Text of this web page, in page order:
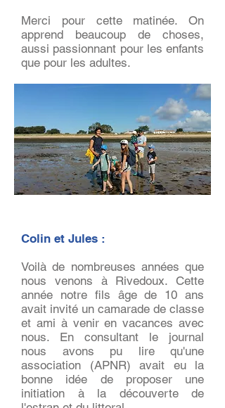
Merci pour cette matinée. On
apprend beaucoup de choses,
aussi passionnant pour les enfants
que pour les adultes.
Colin et Jules :
Voilà de nombreuses années que
nous venons à Rivedoux. Cette
année notre fils âge de 10 ans
avait invité un camarade de classe
et ami à venir en vacances avec
nous. En consultant le journal
nous avons pu lire qu'une
association (APNR) avait eu la
bonne idée de proposer une
initiation à la découverte de